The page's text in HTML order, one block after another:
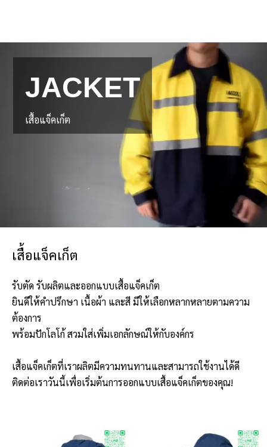
JACKET
เสื้อแจ็คเก็ต
เสื้อแจ็คเก็ต
รับตัด รับผลิตและออกแบบเสื้อแจ็คเก็ต
ยินดีให้คำปรึกษา เนื้อผ้า และสี มีให้เลือกหลากหลายตามความ
ต้องการ
พร้อมปักโลโก้ สวมใส่เพิ่มเอกลักษณ์ให้กับองค์กร
เสื้อแจ็คเก็ตที่เราผลิตมีความทนทานและสามารถใช้งานได้ดี
ติดต่อเราวันนี้เพื่อเริ่มต้นการออกแบบเสื้อแจ็คเก็ตของคุณ!